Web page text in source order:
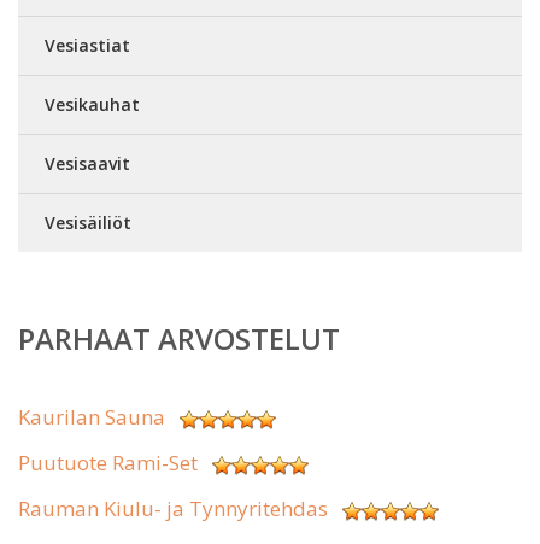
Vesiastiat
Vesikauhat
Vesisaavit
Vesisäiliöt
PARHAAT ARVOSTELUT
Kaurilan Sauna
Puutuote Rami-Set
Rauman Kiulu- ja Tynnyritehdas